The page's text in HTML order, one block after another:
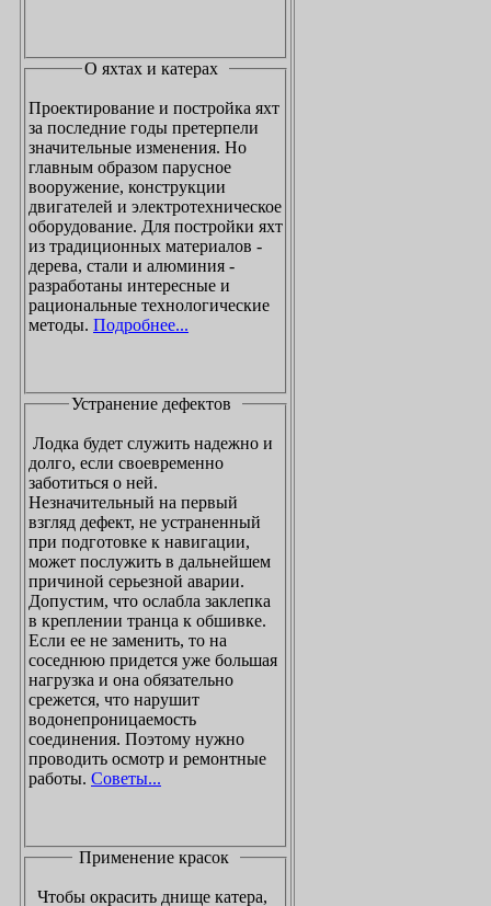
О яхтах и катерах
Проектирование и постройка яхт
за последние годы претерпели
значительные изменения. Но
главным образом парусное
вооружение, конструкции
двигателей и электротехническое
оборудование. Для постройки яхт
из традиционных материалов -
дерева, стали и алюминия -
разработаны интересные и
рациональные технологические
методы. Подробнее...
Устранение дефектов
Лодка будет служить надежно и
долго, если своевременно
заботиться о ней.
Незначительный на первый
взгляд дефект, не устраненный
при подготовке к навигации,
может послужить в дальнейшем
причиной серьезной аварии.
Допустим, что ослабла заклепка
в креплении транца к обшивке.
Если ее не заменить, то на
соседнюю придется уже большая
нагрузка и она обязательно
срежется, что нарушит
водонепроницаемость
соединения. Поэтому нужно
проводить осмотр и ремонтные
работы. Советы...
Применение красок